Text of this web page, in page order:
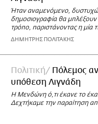
Ήταν αναμενόμενο,
δημοσιογραφία θα μπλέξουν
τρόπο, παριστάνοντας η μία
ΔΗΜΗΤΡΗΣ ΠΟΛΙΤΑΚΗΣ
Πολιτική
Πόλεμος
υπόθεση Λιγνάδη
Η Μενδώνη ό,τι έκανε το
Δεχτήκαμε την παραίτηση